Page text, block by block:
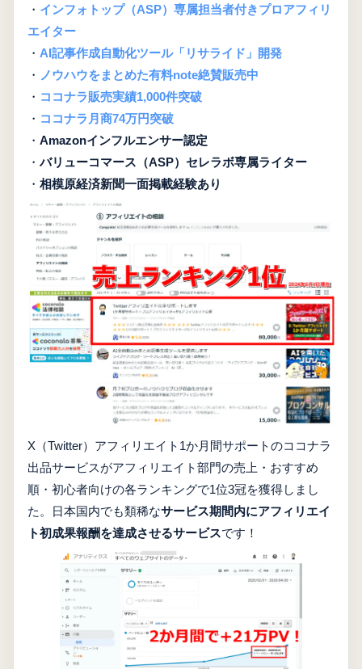
・ インフォトップ（ASP）専属担当者付きプロアフィリ
エイター
・ AI記事作成自動化ツール「リサライド」開発
・ ノウハウをまとめた有料note絶賛販売中
・ ココナラ販売実績1,000件突破
・ ココナラ月商74万円突破
・ Amazonインフルエンサー認定
・バリューコマース（ASP）セレラボ専属ライター
・ 相模原経済新聞一面掲載経験あり
X（Twitter）アフィリエイト1か月間サポートのココナラ
出品サービスがアフィリエイト部門の売上・おすすめ
順・初心者向けの各ランキングで1位3冠を獲得しまし
た。日本国内でも類稀なサービス期間内にアフィリエイ
ト初成果報酬を達成させるサービスです！